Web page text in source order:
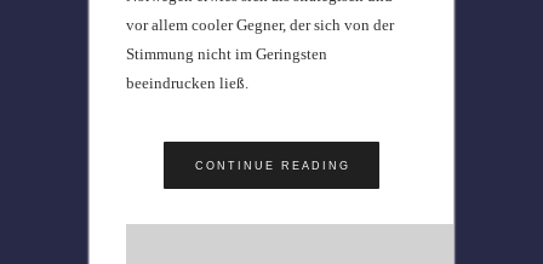
vor allem cooler Gegner, der sich von der
Stimmung nicht im Geringsten
beeindrucken ließ.
CONTINUE READING